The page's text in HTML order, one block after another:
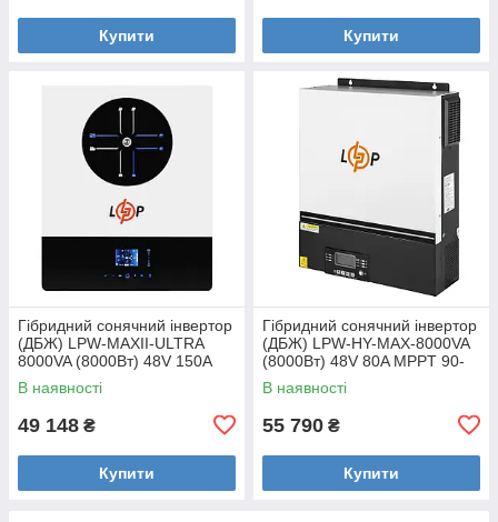
Купити Купити
Гібридний сонячний інвертор
(ДБЖ) LPW-MAXII-ULTRA
8000VA (8000Вт) 48V 150A
MPPT 90-450V ON-OFF GRID
Уцінка
В наявності
49 148 ₴
Купити
Гібридний сонячний інвертор
(ДБЖ) LPW-HY-MAX-8000VA
(8000Вт) 48V 80A MPPT 90-
450V Уцінка
В наявності
55 790 ₴
Купити